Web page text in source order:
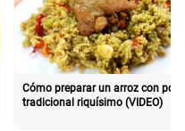
Cómo preparar un arroz con pollo
tradicional riquísimo (VIDEO)